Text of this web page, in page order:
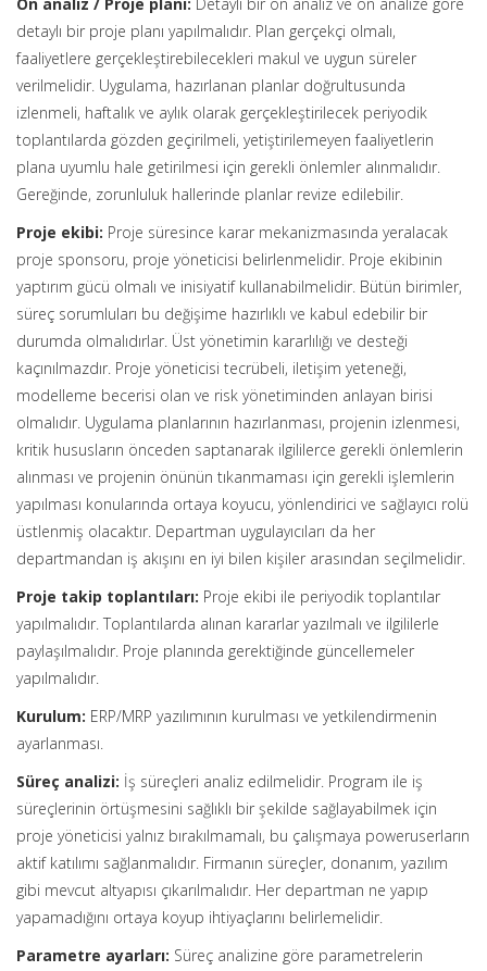
detaylı bir proje planı yapılmalıdır. Plan gerçekçi olmalı,
faaliyetlere gerçekleştirebilecekleri makul ve uygun süreler
verilmelidir. Uygulama, hazırlanan planlar doğrultusunda
izlenmeli, haftalık ve aylık olarak gerçekleştirilecek periyodik
toplantılarda gözden geçirilmeli, yetiştirilemeyen faaliyetlerin
plana uyumlu hale getirilmesi için gerekli önlemler alınmalıdır.
Gereğinde, zorunluluk hallerinde planlar revize edilebilir.
Proje ekibi: Proje süresince karar mekanizmasında yeralacak
proje sponsoru, proje yöneticisi belirlenmelidir. Proje ekibinin
yaptırım gücü olmalı ve inisiyatif kullanabilmelidir. Bütün birimler,
süreç sorumluları bu değişime hazırlıklı ve kabul edebilir bir
durumda olmalıdırlar. Üst yönetimin kararlılığı ve desteği
kaçınılmazdır. Proje yöneticisi tecrübeli, iletişim yeteneği,
modelleme becerisi olan ve risk yönetiminden anlayan birisi
olmalıdır. Uygulama planlarının hazırlanması, projenin izlenmesi,
kritik hususların önceden saptanarak ilgililerce gerekli önlemlerin
alınması ve projenin önünün tıkanmaması için gerekli işlemlerin
yapılması konularında ortaya koyucu, yönlendirici ve sağlayıcı rolü
üstlenmiş olacaktır. Departman uygulayıcıları da her
departmandan iş akışını en iyi bilen kişiler arasından seçilmelidir.
Proje takip toplantıları: Proje ekibi ile periyodik toplantılar
yapılmalıdır. Toplantılarda alınan kararlar yazılmalı ve ilgililerle
paylaşılmalıdır. Proje planında gerektiğinde güncellemeler
yapılmalıdır.
Kurulum: ERP/MRP yazılımının kurulması ve yetkilendirmenin
ayarlanması.
Süreç analizi: İş süreçleri analiz edilmelidir. Program ile iş
süreçlerinin örtüşmesini sağlıklı bir şekilde sağlayabilmek için
proje yöneticisi yalnız bırakılmamalı, bu çalışmaya poweruserların
aktif katılımı sağlanmalıdır. Firmanın süreçler, donanım, yazılım
gibi mevcut altyapısı çıkarılmalıdır. Her departman ne yapıp
yapamadığını ortaya koyup ihtiyaçlarını belirlemelidir.
Parametre ayarları: Süreç analizine göre parametrelerin